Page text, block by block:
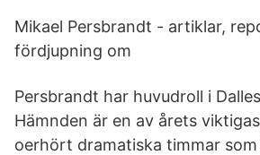
Mikael Persbrandt - artiklar,
fördjupning om
Persbrandt har huvudroll i
Hämnden är en av årets
oerhört dramatiska timmar